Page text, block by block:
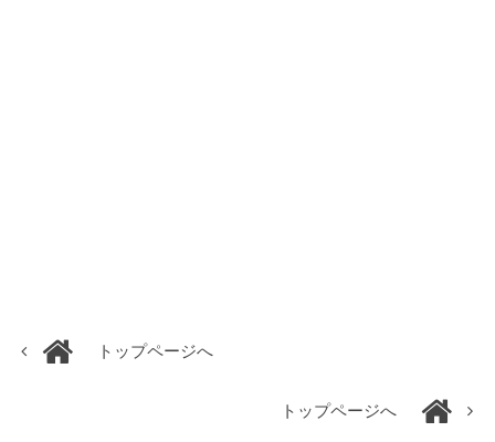
トップページへ
トップページへ